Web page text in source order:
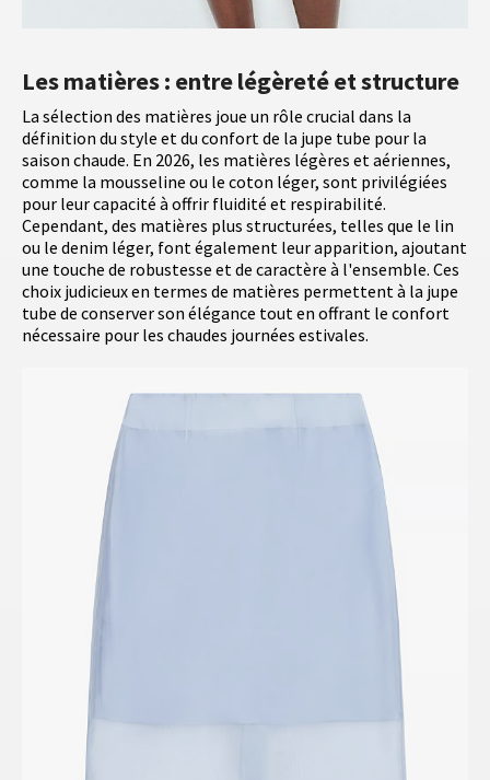
Les matières : entre légèreté et structure
La sélection des matières joue un rôle crucial dans la
définition du style et du confort de la jupe tube pour la
saison chaude. En 2026, les matières légères et aériennes,
comme la mousseline ou le coton léger, sont privilégiées
pour leur capacité à offrir fluidité et respirabilité.
Cependant, des matières plus structurées, telles que le lin
ou le denim léger, font également leur apparition, ajoutant
une touche de robustesse et de caractère à l'ensemble. Ces
choix judicieux en termes de matières permettent à la jupe
tube de conserver son élégance tout en offrant le confort
nécessaire pour les chaudes journées estivales.